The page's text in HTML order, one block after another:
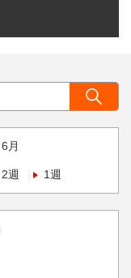
6月
2週 1週